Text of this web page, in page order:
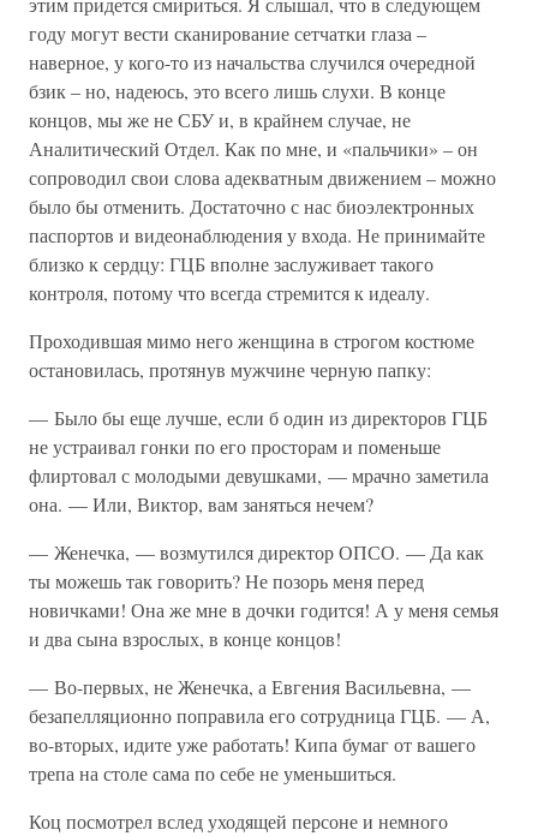
году могут вести сканирование сетчатки глаза –
наверное, у кого-то из начальства случился очередной
бзик – но, надеюсь, это всего лишь слухи. В конце
концов, мы же не СБУ и, в крайнем случае, не
Аналитический Отдел. Как по мне, и «пальчики» – он
сопроводил свои слова адекватным движением – можно
было бы отменить. Достаточно с нас биоэлектронных
паспортов и видеонаблюдения у входа. Не принимайте
близко к сердцу: ГЦБ вполне заслуживает такого
контроля, потому что всегда стремится к идеалу.
Проходившая мимо него женщина в строгом костюме
остановилась, протянув мужчине черную папку:
— Было бы еще лучше, если б один из директоров ГЦБ
не устраивал гонки по его просторам и поменьше
флиртовал с молодыми девушками, — мрачно заметила
она. — Или, Виктор, вам заняться нечем?
— Женечка, — возмутился директор ОПСО. — Да как
ты можешь так говорить? Не позорь меня перед
новичками! Она же мне в дочки годится! А у меня семья
и два сына взрослых, в конце концов!
— Во-первых, не Женечка, а Евгения Васильевна, —
безапелляционно поправила его сотрудница ГЦБ. — А,
во-вторых, идите уже работать! Кипа бумаг от вашего
трепа на столе сама по себе не уменьшиться.
Коц посмотрел вслед уходящей персоне и немного